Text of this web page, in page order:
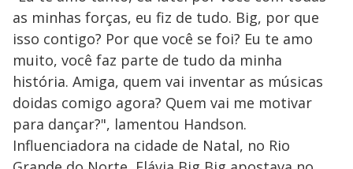
as minhas forças, eu fiz de tudo. Big, por que
isso contigo? Por que você se foi? Eu te amo
muito, você faz parte de tudo da minha
história. Amiga, quem vai inventar as músicas
doidas comigo agora? Quem vai me motivar
para dançar?", lamentou Handson.
Influenciadora na cidade de Natal, no Rio